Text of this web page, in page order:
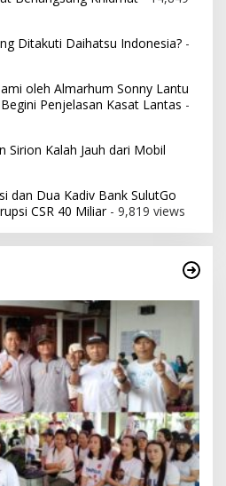
Ditakuti Daihatsu Indonesia? -
oleh Almarhum Sonny Lantu
Penjelasan Kasat Lantas -
Sirion Kalah Jauh dari Mobil
dan Dua Kadiv Bank SulutGo
CSR 40 Miliar- 9,819 views